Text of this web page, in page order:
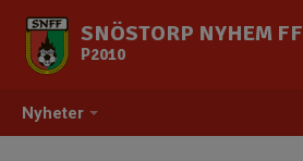
Nyheter
SNÖSTORP NYHEM FF
P2010